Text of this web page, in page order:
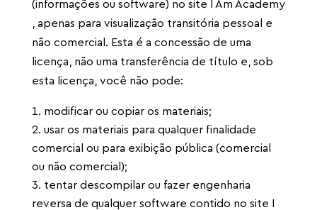
(informações ou software) no site I Am Academy
, apenas para visualização transitória pessoal e
não comercial. Esta é a concessão de uma
licença, não uma transferência de título e, sob
esta licença, você não pode:
modificar ou copiar os materiais;
usar os materiais para qualquer finalidade
comercial ou para exibição pública (comercial
ou não comercial);
tentar descompilar ou fazer engenharia
reversa de qualquer software contido no site I